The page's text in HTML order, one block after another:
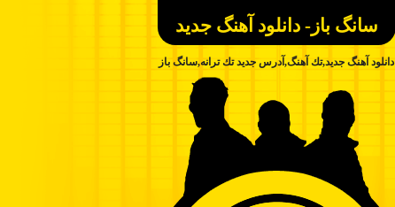
سانگ باز- دانلود آهنگ جديد
دانلود آهنگ جدید,تك آهنگ,آدرس جديد تك ترانه,سانگ باز